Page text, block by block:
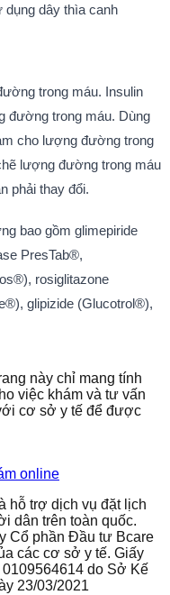
dây thìa canh
trong máu. Insulin
đường trong máu. Dùng
cho lượng đường trong
lượng đường trong máu
phải thay đổi.
bao gồm glimepiride
PresTab®,
rosiglitazone
glipizide (Glucotrol®),
này chỉ mang tính
việc khám và tư vấn
cơ sở y tế để được
online
hỗ trợ dịch vụ đặt lịch
dân trên toàn quốc.
Cổ phần Đầu tư Bcare
các cơ sở y tế. Giấy
do Sở Kế
23/03/2021